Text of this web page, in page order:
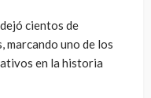
cientos de
marcando uno de los
en la historia